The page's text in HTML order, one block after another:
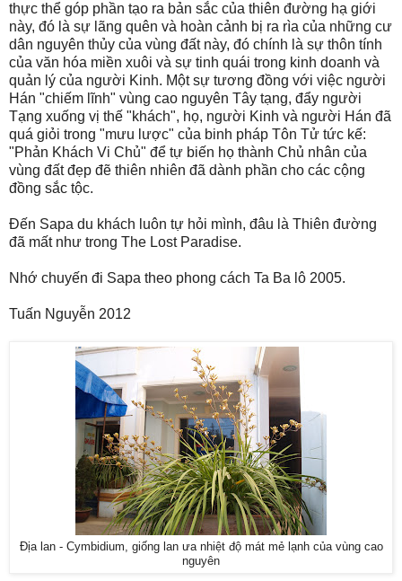
thực thể góp phần tạo ra bản sắc của thiên đường hạ giới
này, đó là sự lãng quên và hoàn cảnh bị ra rìa của những cư
dân nguyên thủy của vùng đất này, đó chính là sự thôn tính
của văn hóa miền xuôi và sự tinh quái trong kinh doanh và
quản lý của người Kinh. Một sự tương đồng với việc người
Hán "chiếm lĩnh" vùng cao nguyên Tây tạng, đẩy người
Tạng xuống vị thế "khách", họ, người Kinh và người Hán đã
quá giỏi trong "mưu lược" của binh pháp Tôn Tử tức kế:
"Phản Khách Vi Chủ" để tự biến họ thành Chủ nhân của
vùng đất đẹp đẽ thiên nhiên đã dành phần cho các cộng
đồng sắc tộc.
Đến Sapa du khách luôn tự hỏi mình, đâu là Thiên đường
đã mất như trong The Lost Paradise.
Nhớ chuyến đi Sapa theo phong cách Ta Ba lô 2005.
Tuấn Nguyễn 2012
Địa lan - Cymbidium, giống lan ưa nhiệt độ mát mẻ lạnh của vùng cao
nguyên